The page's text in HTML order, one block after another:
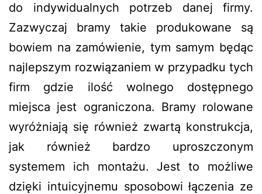
do indywidualnych potrzeb danej firmy.
Zazwyczaj bramy takie produkowane są
bowiem na zamówienie, tym samym będąc
najlepszym rozwiązaniem w przypadku tych
firm gdzie ilość wolnego dostępnego
miejsca jest ograniczona. Bramy rolowane
wyróżniają się również zwartą konstrukcja,
jak również bardzo uproszczonym
systemem ich montażu. Jest to możliwe
dzięki intuicyjnemu sposobowi łączenia ze